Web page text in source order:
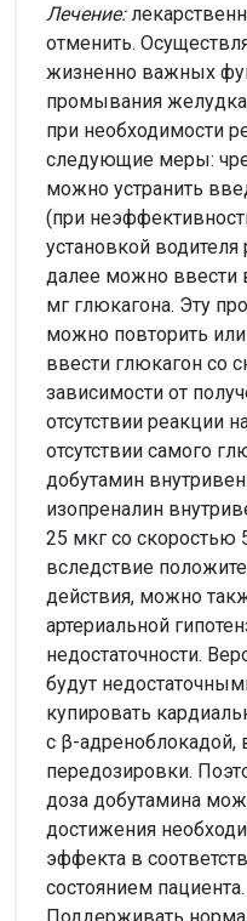
Лечение:
отменить.
жизненно важных
промывания
при необходимости
следующие меры:
можно устранить
(при
установкой
далее можно ввести
мг глюкагона. Эту
можно повторить
ввести глюкагон со
зависимости от
отсутствии реакции
отсутствии самого
добутамин
изопреналин
25 мкг со
вследствие
действия, можно
артериальной
недостаточности.
будут
купировать
с β-адреноблокадой,
передозировки.
доза добутамина
достижения
эффекта в
состоянием пациента.
Поддерживать